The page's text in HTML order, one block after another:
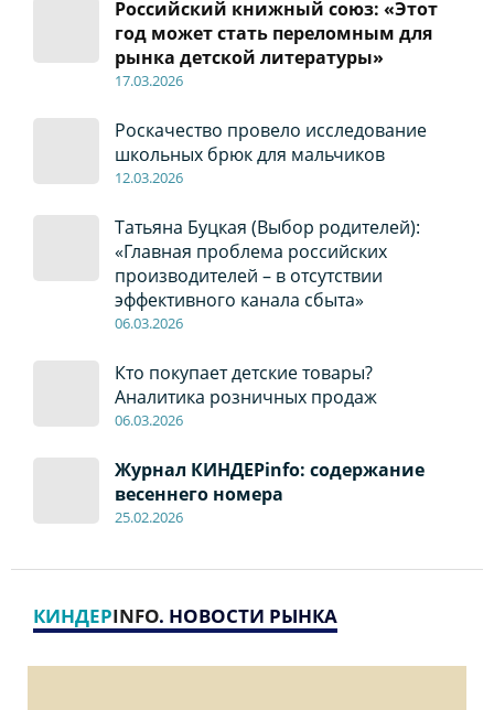
Российский книжный союз: «Этот
год может стать переломным для
рынка детской литературы»
17.03.2026
Роскачество провело исследование
школьных брюк для мальчиков
12.03.2026
Татьяна Буцкая (Выбор родителей):
«Главная проблема российских
производителей – в отсутствии
эффективного канала сбыта»
06.03.2026
Кто покупает детские товары?
Аналитика розничных продаж
06.03.2026
Журнал КИНДЕРinfo: содержание
весеннего номера
25.02.2026
КИНДЕРINFO. НОВОСТИ РЫНКА